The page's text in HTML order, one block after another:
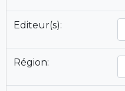
Editeur(s):
Région: